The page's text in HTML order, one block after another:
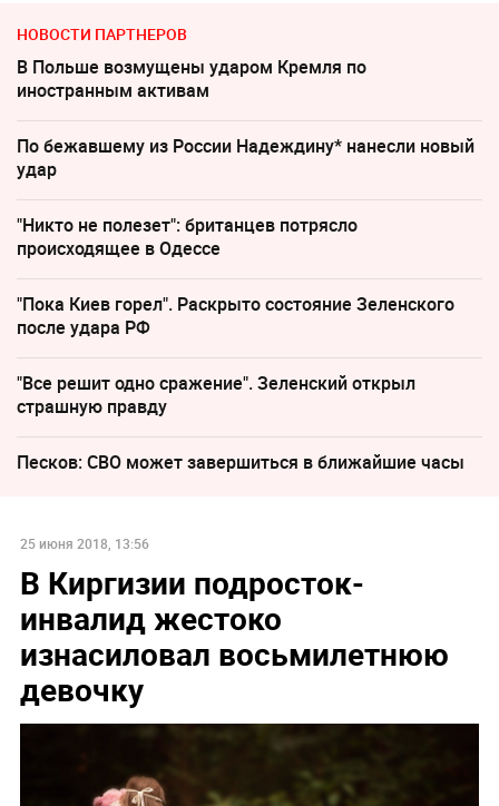
НОВОСТИ ПАРТНЕРОВ
В Польше возмущены ударом Кремля по
иностранным активам
По бежавшему из России Надеждину* нанесли новый
удар
"Никто не полезет": британцев потрясло
происходящее в Одессе
"Пока Киев горел". Раскрыто состояние Зеленского
после удара РФ
"Все решит одно сражение". Зеленский открыл
страшную правду
Песков: СВО может завершиться в ближайшие часы
25 июня 2018, 13:56
В Киргизии подросток-
инвалид жестоко
изнасиловал восьмилетнюю
девочку